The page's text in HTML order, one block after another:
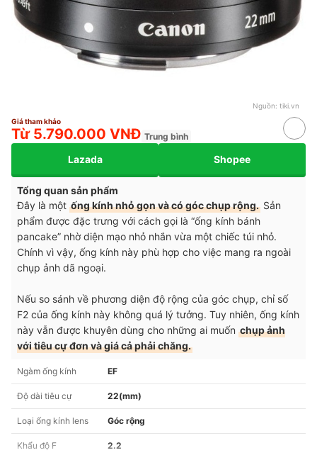
Nguồn: tiki.vn
Giá tham khảo
Từ 5.790.000 VNĐ Trung bình
Lazada Shopee
Tổng quan sản phẩm
Đây là một ống kính nhỏ gọn và có góc chụp rộng. Sản
phẩm được đặc trưng với cách gọi là “ống kính bánh
pancake” nhờ diện mạo nhỏ nhắn vừa một chiếc túi nhỏ.
Chính vì vậy, ống kính này phù hợp cho việc mang ra ngoài
chụp ảnh dã ngoại.
Nếu so sánh về phương diện độ rộng của góc chụp, chỉ số
F2 của ống kính này không quá lý tưởng. Tuy nhiên, ống kính
này vẫn được khuyên dùng cho những ai muốn chụp ảnh
với tiêu cự đơn và giá cả phải chăng.
Ngàm ống kính EF
Độ dài tiêu cự 22(mm)
Loại ống kính lens Góc rộng
Khẩu độ F 2.2